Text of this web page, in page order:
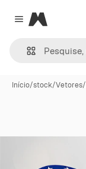
Close menu
Magnific
Início/stock/Vetores/